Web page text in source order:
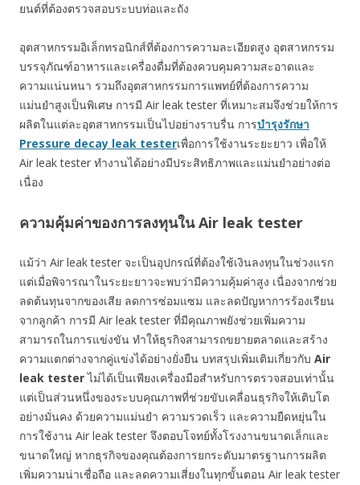
ยนต์ที่ต้องตรวจสอบระบบท่อและถัง
อุตสาหกรรมอิเล็กทรอนิกส์ที่ต้องการความละเอียดสูง อุตสาหกรรม
บรรจุภัณฑ์อาหารและเครื่องดื่มที่ต้องควบคุมความสะอาดและ
ความแน่นหนา รวมถึงอุตสาหกรรมการแพทย์ที่ต้องการความ
แม่นยำสูงเป็นพิเศษ การมี Air leak tester ที่เหมาะสมจึงช่วยให้การ
ผลิตในแต่ละอุตสาหกรรมเป็นไปอย่างราบรื่น การบำรุงรักษา
Pressure decay leak testerเพื่อการใช้งานระยะยาว เพื่อให้
Air leak tester ทำงานได้อย่างมีประสิทธิภาพและแม่นยำอย่างต่อ
เนื่อง
ความคุ้มค่าของการลงทุนใน Air leak tester
แม้ว่า Air leak tester จะเป็นอุปกรณ์ที่ต้องใช้เงินลงทุนในช่วงแรก
แต่เมื่อพิจารณาในระยะยาวจะพบว่ามีความคุ้มค่าสูง เนื่องจากช่วย
ลดต้นทุนจากของเสีย ลดการซ่อมแซม และลดปัญหาการร้องเรียน
จากลูกค้า การมี Air leak tester ที่มีคุณภาพยังช่วยเพิ่มความ
สามารถในการแข่งขัน ทำให้ธุรกิจสามารถขยายตลาดและสร้าง
ความแตกต่างจากคู่แข่งได้อย่างยั่งยืน บทสรุปเพิ่มเติมเกี่ยวกับ Air
leak testerไม่ได้เป็นเพียงเครื่องมือสำหรับการตรวจสอบเท่านั้น
แต่เป็นส่วนหนึ่งของระบบคุณภาพที่ช่วยขับเคลื่อนธุรกิจให้เติบโต
อย่างมั่นคง ด้วยความแม่นยำ ความรวดเร็ว และความยืดหยุ่นใน
การใช้งาน Air leak tester จึงตอบโจทย์ทั้งโรงงานขนาดเล็กและ
ขนาดใหญ่ หากธุรกิจของคุณต้องการยกระดับมาตรฐานการผลิต
เพิ่มความน่าเชื่อถือ และลดความเสี่ยงในทุกขั้นตอน Air leak tester